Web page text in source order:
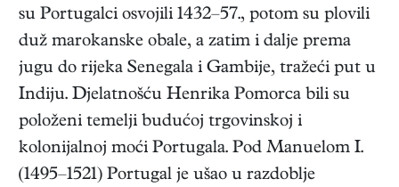
su Portugalci osvojili 1432–57., potom su plovili
duž marokanske obale, a zatim i dalje prema
jugu do rijeka Senegala i Gambije, tražeći put u
Indiju. Djelatnošću Henrika Pomorca bili su
položeni temelji budućoj trgovinskoj i
kolonijalnoj moći Portugala. Pod Manuelom I.
(1495–1521) Portugal je ušao u razdoblje